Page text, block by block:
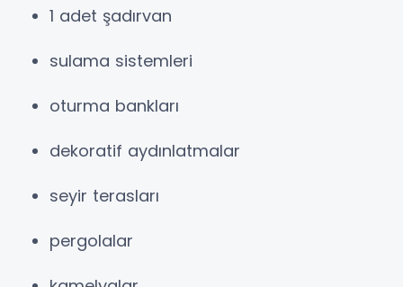
1 adet şadırvan
sulama sistemleri
oturma bankları
dekoratif aydınlatmalar
seyir terasları
pergolalar